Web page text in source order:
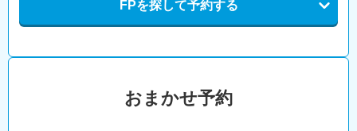
FPを探して予約する
おまかせ予約